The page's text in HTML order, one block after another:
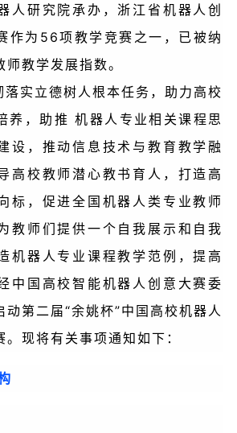
人研究院承办，浙江省机器人创
作为56项教学竞赛之一，已被纳
教学发展指数。
落实立德树人根本任务，助力高校
养，助推 机器人专业相关课程思
设，推动信息技术与教育教学融
高校教师潜心教书育人，打造高
标，促进全国机器人类专业教师
教师们提供一个自我展示和自我
机器人专业课程教学范例，提高
中国高校智能机器人创意大赛委
动第二届“余姚杯”中国高校机器人
现将有关事项通知如下：